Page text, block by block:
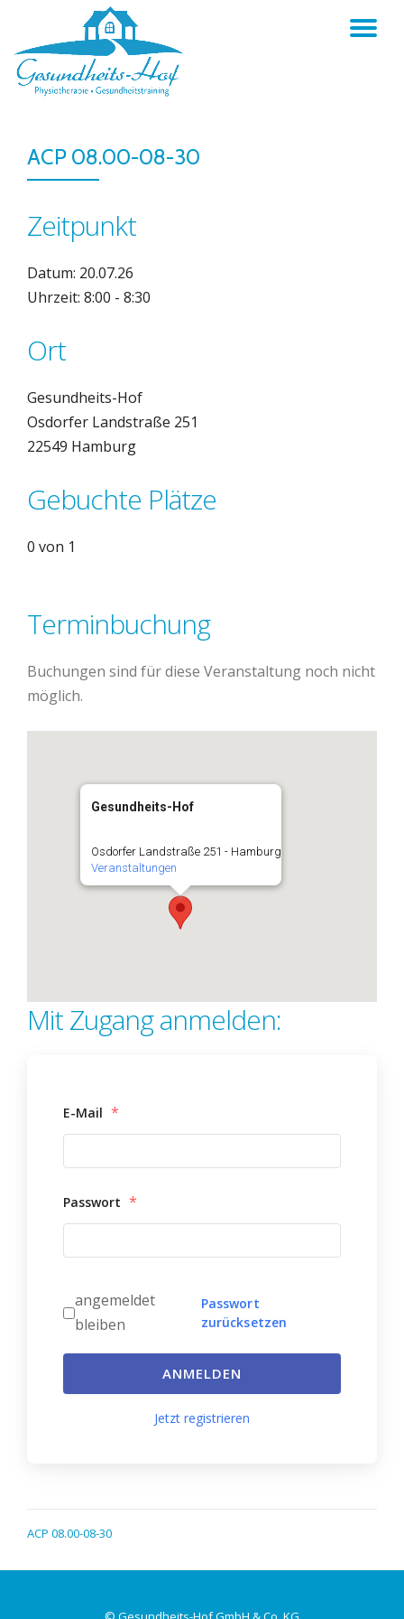
content
ACP 08.00-08-30
Zeitpunkt
Datum: 20.07.26
Uhrzeit: 8:00 - 8:30
Ort
Gesundheits-Hof
Osdorfer Landstraße 251
22549 Hamburg
Gebuchte Plätze
0 von 1
Terminbuchung
Buchungen sind für diese Veranstaltung noch nicht
möglich.
Gesundheits-Hof
Osdorfer Landstraße 251 - Hamburg
Veranstaltungen
Mit Zugang anmelden:
E-Mail *
Passwort *
angemeldet
bleiben
Passwort
zurücksetzen
ANMELDEN
Jetzt registrieren
ACP 08.00-08-30